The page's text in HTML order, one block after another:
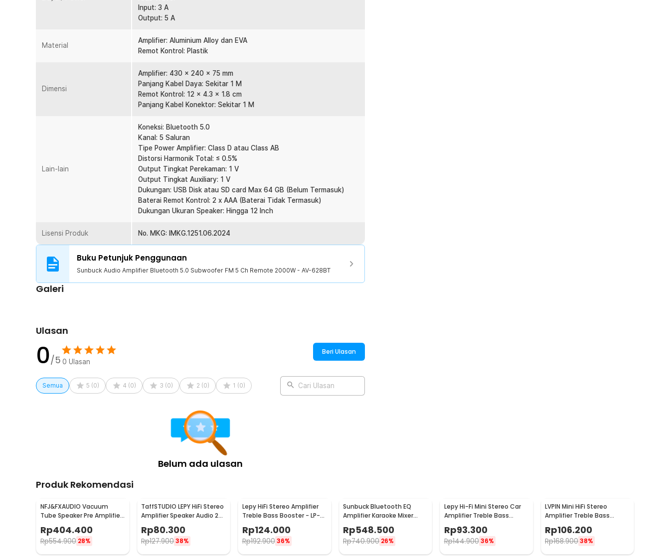
Rincian yang Anda dapatkan untuk pembelian produk ini:
1 x Sunbuck Audio Amplifier Bluetooth 5.0 Subwoofer FM 5 Ch Remote 2000W - AV-628BT
Input: 3 A
Output: 5 A
Material
Amplifier: Aluminium Alloy dan EVA
Remot Kontrol: Plastik
Dimensi
Amplifier: 430 x 240 x 75 mm
Panjang Kabel Daya: Sekitar 1 M
Remot Kontrol: 12 x 4.3 x 1.8 cm
Panjang Kabel Konektor: Sekitar 1 M
Lain-lain
Koneksi: Bluetooth 5.0
Kanal: 5 Saluran
Tipe Power Amplifier: Class D atau Class AB
Distorsi Harmonik Total: ≤ 0.5%
Output Tingkat Perekaman: 1 V
Output Tingkat Auxiliary: 1 V
Dukungan: USB Disk atau SD card Max 64 GB (Belum Termasuk)
Baterai Remot Kontrol: 2 x AAA (Baterai Tidak Termasuk)
Dukungan Ukuran Speaker: Hingga 12 Inch
Lisensi Produk No. MKG: IMKG.1251.06.2024
Buku Petunjuk Penggunaan
Sunbuck Audio Amplifier Bluetooth 5.0 Subwoofer FM 5 Ch Remote 2000W - AV-628BT
Galeri
Ulasan
0/5 0 Ulasan
Beri Ulasan
Semua 5 (0) 4 (0) 3 (0) 2 (0) 1 (0) Cari Ulasan
Belum ada ulasan
Produk Rekomendasi
NFJ&FXAUDIO Vacuum
Tube Speaker Pre Amplifier
TUBE-03
Rp404.400
Rp554.900 28%
TaffSTUDIO LEPY HiFi Stereo
Amplifier Speaker Audio 2
Channel 20W - HY-2001
Rp80.300
Rp127.90038%
Lepy HiFi Stereo Amplifier
Treble Bass Booster - LP-
Rp124.000
Rp192.900 36%
Sunbuck Bluetooth EQ
Amplifier Karaoke Mixer
Audio FM - AV-MP326BT
Rp548.500
Rp740.900 26%
Lepy Hi-Fi Mini Stereo Car
Amplifier Treble Bass
Booster - AK-170
Rp93.300
Rp144.900 36%
LVPIN Mini HiFi Stereo
Amplifier Treble Bass
Booster 12V - ST-838
Rp106.200
Rp168.90038%